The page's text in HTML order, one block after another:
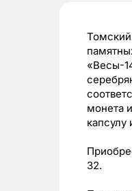
«Весы-
монета
капсулу
32.